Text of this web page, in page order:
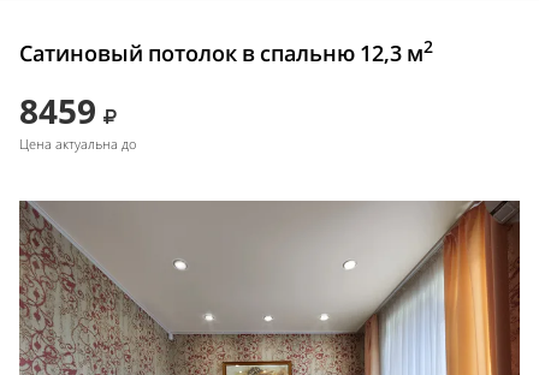
Сатиновый потолок в спальню 12,3 м2
8459
Цена актуальна до